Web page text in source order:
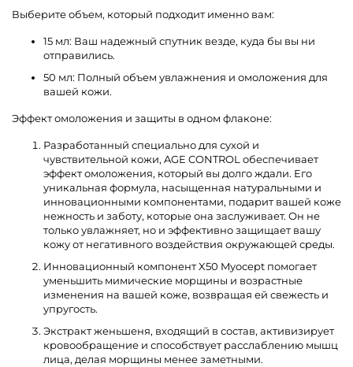
Выберите объем, который подходит именно вам:
15 мл: Ваш надежный спутник везде, куда бы вы ни
отправились.
50 мл: Полный объем увлажнения и омоложения для
вашей кожи.
Эффект омоложения и защиты в одном флаконе:
Разработанный специально для сухой и
чувствительной кожи, AGE CONTROL обеспечивает
эффект омоложения, который вы долго ждали. Его
уникальная формула, насыщенная натуральными и
инновационными компонентами, подарит вашей коже
нежность и заботу, которые она заслуживает. Он не
только увлажняет, но и эффективно защищает вашу
кожу от негативного воздействия окружающей среды.
Инновационный компонент X50 Myocept помогает
уменьшить мимические морщины и возрастные
изменения на вашей коже, возвращая ей свежесть и
упругость.
Экстракт женьшеня, входящий в состав, активизирует
кровообращение и способствует расслаблению мышц
лица, делая морщины менее заметными.